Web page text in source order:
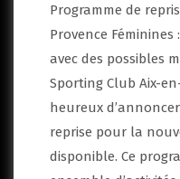
Programme de
Provence Féminines
avec des possibles
Sporting Club Aix-
heureux
reprise pour la
disponible. Ce